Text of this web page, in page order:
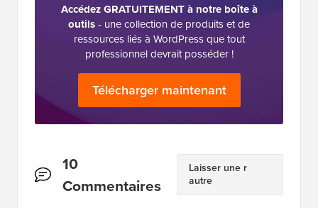
Accédez GRATUITEMENT à notre boîte à
outils- une collection de produits et de
ressources liés à WordPress que tout
professionnel devrait posséder !
Télécharger maintenant
Interactions
des
10
Commentaires
Laisser une r
autre